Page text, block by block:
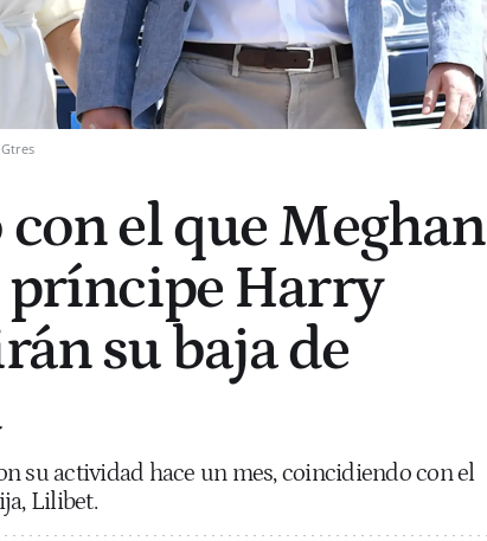
Gtres
el que Meghan
príncipe Harry
su baja de
su actividad hace un mes, coincidiendo con el
Lilibet.